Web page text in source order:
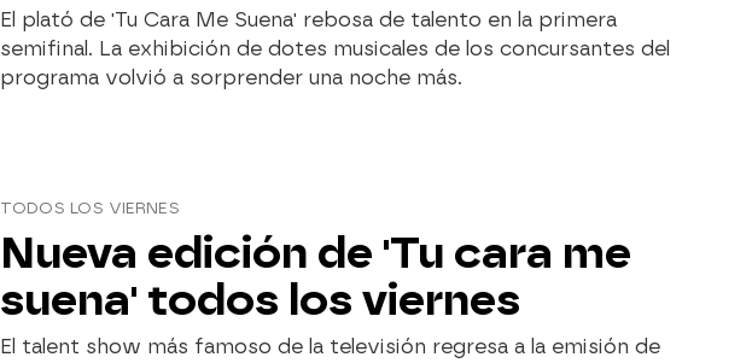
El plató de 'Tu Cara Me Suena' rebosa de talento en la primera
semifinal. La exhibición de dotes musicales de los concursantes del
programa volvió a sorprender una noche más.
TODOS LOS VIERNES
Nueva edición de 'Tu cara me
suena' todos los viernes
El talent show más famoso de la televisión regresa a la emisión de